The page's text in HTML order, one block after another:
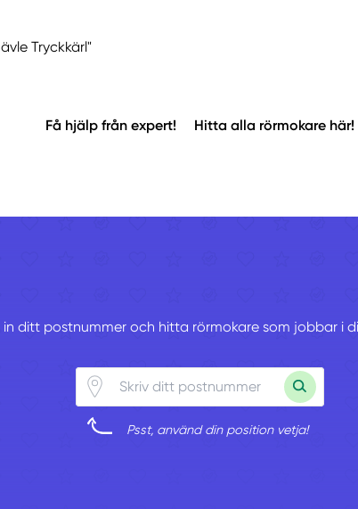
Tryckkärl"
Få hjälp från expert! Hitta alla rörmokare här!
in ditt postnummer och hitta rörmokare som jobbar i
Psst, använd din position vetja!